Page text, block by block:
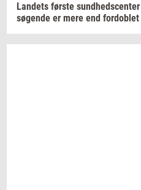
Lan­dets før­ste sund­heds­cen­ter
sø­gen­de er mere end for­doblet